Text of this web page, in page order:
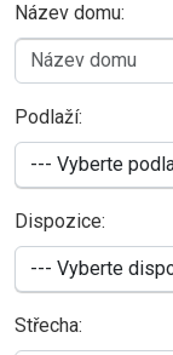
Název domu:
Podlaží:
Dispozice:
Střecha: